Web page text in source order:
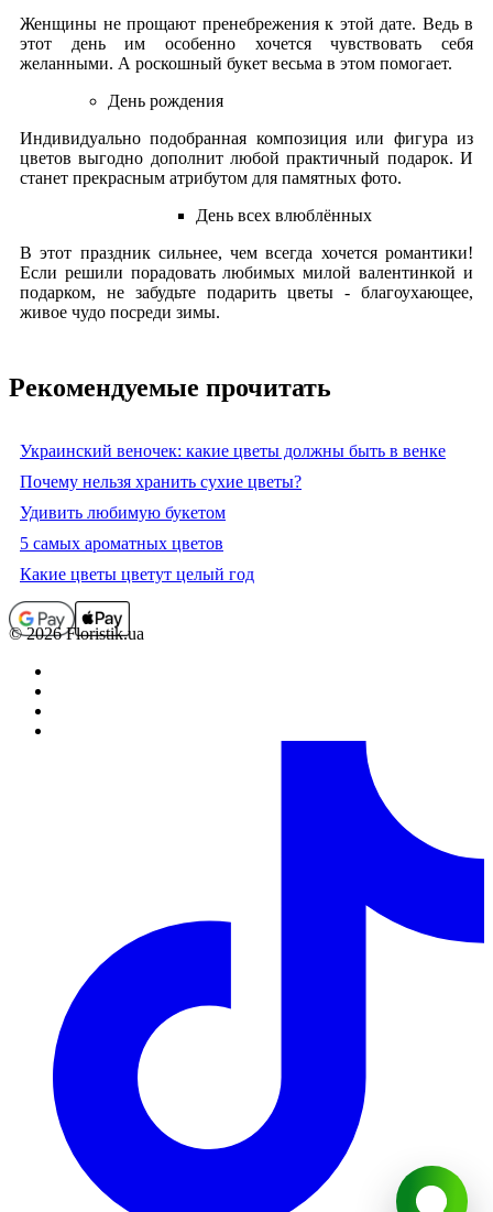
Женщины не прощают пренебрежения к этой дате. Ведь в
этот день им особенно хочется чувствовать себя
желанными. А роскошный букет весьма в этом помогает.
День рождения
Индивидуально подобранная композиция или фигура из
цветов выгодно дополнит любой практичный подарок. И
станет прекрасным атрибутом для памятных фото.
День всех влюблённых
В этот праздник сильнее, чем всегда хочется романтики!
Если решили порадовать любимых милой валентинкой и
подарком, не забудьте подарить цветы - благоухающее,
живое чудо посреди зимы.
Рекомендуемые прочитать
Украинский веночек: какие цветы должны быть в венке
Почему нельзя хранить сухие цветы?
Удивить любимую букетом
5 самых ароматных цветов
Какие цветы цветут целый год
© 2026 Floristik.ua